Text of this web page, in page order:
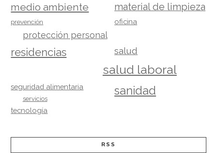
material de limpieza
medio ambiente
oficina
prevención
protección personal
residencias salud
salud laboral
sanidad
seguridad alimentaria
servicios
tecnología
RSS